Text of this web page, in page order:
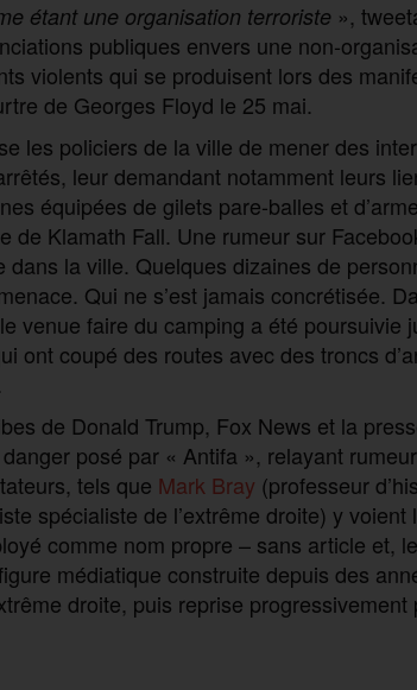
étant une organisation terroriste»,
publiques envers une non-
violents qui se produisent lors des
de Georges Floyd le 25 mai.
les policiers de la ville de mener des
leur demandant notamment leurs
équipées de gilets pare-balles et
de Klamath Fall. Une rumeur sur
la ville. Quelques dizaines de
Qui ne s’est jamais concrétisée.
venue faire du camping a été poursuivie
ont coupé des routes avec des troncs
de Donald Trump, Fox News et la
posé par « Antifa », relayant
tels que Mark Bray (professeur
spécialiste de l’extrême droite) y voient
comme nom propre – sans article et,
médiatique construite depuis des
droite, puis reprise progressivement